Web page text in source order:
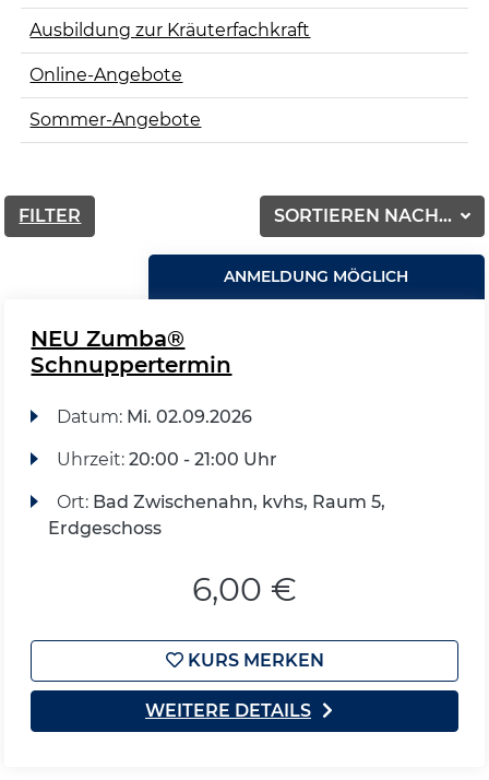
Ausbildung zur Kräuterfachkraft
Online-Angebote
Sommer-Angebote
SORTIEREN NACH...
FILTER
ANMELDUNG MÖGLICH
NEU Zumba®
Schnuppertermin
Datum: Mi. 02.09.2026
Uhrzeit: 20:00 - 21:00 Uhr
Ort: Bad Zwischenahn, kvhs, Raum 5,
Erdgeschoss
6,00 €
KURS MERKEN
WEITERE DETAILS